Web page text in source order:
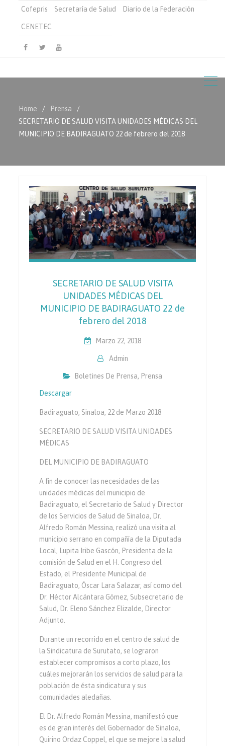
Cofepris Secretaría de Salud Diario de la Federación
CENETEC
Facebook
TwitterYoutube
Home
Prensa
SECRETARIO DE SALUD VISITA UNIDADES MÉDICAS DEL
MUNICIPIO DE BADIRAGUATO 22 de febrero del 2018
SECRETARIO DE SALUD VISITA
UNIDADES MÉDICAS DEL
MUNICIPIO DE BADIRAGUATO 22 de
febrero del 2018
Marzo 22, 2018
Admin
Boletines De Prensa, Prensa
Descargar
Badiraguato, Sinaloa, 22 de Marzo 2018
SECRETARIO DE SALUD VISITA UNIDADES
MÉDICAS
DEL MUNICIPIO DE BADIRAGUATO
A fin de conocer las necesidades de las
unidades médicas del municipio de
Badiraguato, el Secretario de Salud y Director
de los Servicios de Salud de Sinaloa, Dr.
Alfredo Román Messina, realizó una visita al
municipio serrano en compañía de la Diputada
Local, Lupita Iribe Gascón, Presidenta de la
comisión de Salud en el H. Congreso del
Estado, el Presidente Municipal de
Badiraguato, Óscar Lara Salazar, así como del
Dr. Héctor Alcántara Gómez, Subsecretario de
Salud, Dr. Eleno Sánchez Elizalde, Director
Adjunto.
Durante un recorrido en el centro de salud de
la Sindicatura de Surutato, se lograron
establecer compromisos a corto plazo, los
cuáles mejorarán los servicios de salud para la
población de ésta sindicatura y sus
comunidades aledañas.
El Dr. Alfredo Román Messina, manifestó que
es de gran interés del Gobernador de Sinaloa,
Quirino Ordaz Coppel, el que se mejore la salud